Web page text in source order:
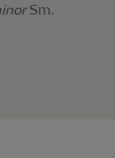
Sm.